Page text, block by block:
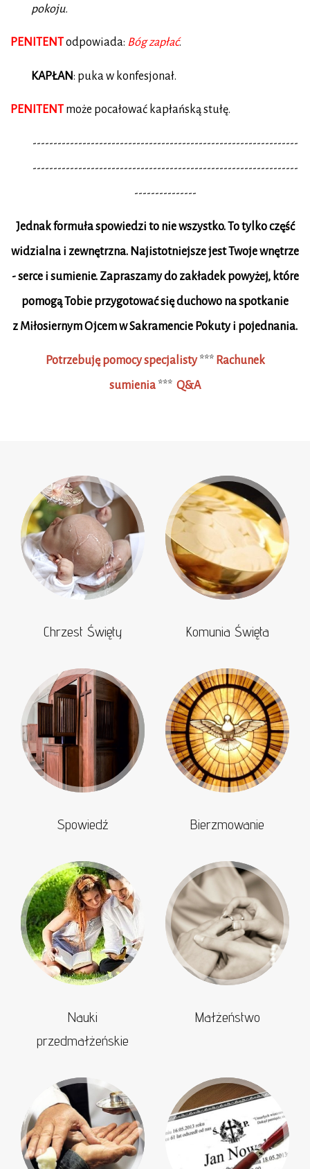
pokoju.
PENITENTodpowiada: Bóg zapłać.
KAPŁAN: puka w konfesjonał.
PENITENT może pocałować kapłańską stułę.
----------------------------------------------------------------
----------------------------------------------------------------
---------------
Jednak formuła spowiedzi to nie wszystko. To tylko część
widzialna i zewnętrzna. Najistotniejsze jest Twoje wnętrze
- serce i sumienie. Zapraszamy do zakładek powyżej, które
pomogą Tobie przygotować się duchowo na spotkanie
z Miłosiernym Ojcem w Sakramencie Pokuty i pojednania.
Potrzebuję pomocy specjalisty*** Rachunek
sumienia *** Q&A
Chrzest Święty Komunia Święta
Spowiedź Bierzmowanie
Nauki
przedmałżeńskie
Małżeństwo